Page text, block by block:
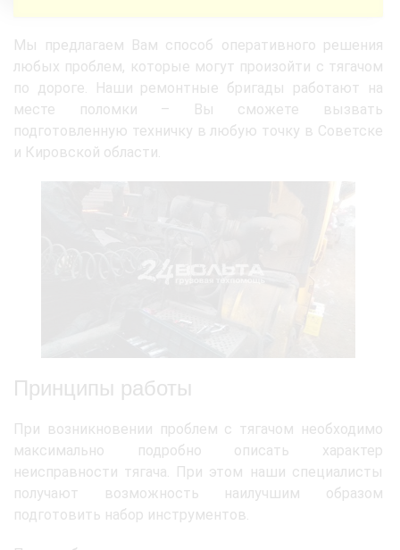
Мы предлагаем Вам способ оперативного решения
любых проблем, которые могут произойти с тягачом
по дороге. Наши ремонтные бригады работают на
месте поломки – Вы сможете вызвать
подготовленную техничку в любую точку в Советске
и Кировской области.
Принципы работы
При возникновении проблем с тягачом необходимо
максимально подробно описать характер
неисправности тягача. При этом наши специалисты
получают возможность наилучшим образом
подготовить набор инструментов.